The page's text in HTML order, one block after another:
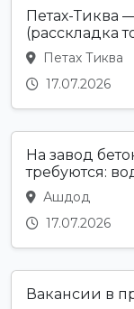
Петах-Тиква
(расскладка
Петах Тиква
17.07.2026
На завод
требуются:
Ашдод
17.07.2026
Вакансии в